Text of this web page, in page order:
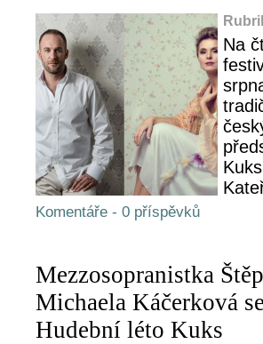
Na
Komentáře - 0 příspěvků
Mezzosopranistka
Michaela Káčerková
Hudební léto Kuks